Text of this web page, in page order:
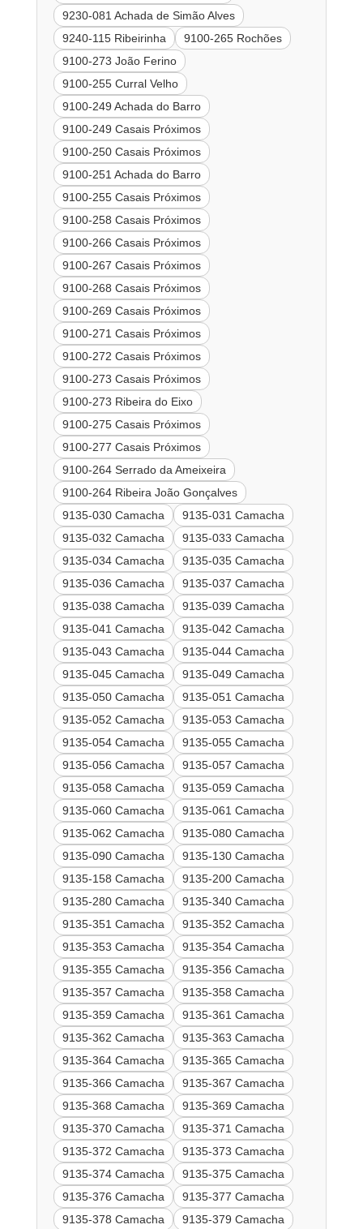
9230-081 Achada de Simão Alves
9240-115 Ribeirinha
9100-265 Rochões
9100-273 João Ferino
9100-255 Curral Velho
9100-249 Achada do Barro
9100-249 Casais Próximos
9100-250 Casais Próximos
9100-251 Achada do Barro
9100-255 Casais Próximos
9100-258 Casais Próximos
9100-266 Casais Próximos
9100-267 Casais Próximos
9100-268 Casais Próximos
9100-269 Casais Próximos
9100-271 Casais Próximos
9100-272 Casais Próximos
9100-273 Casais Próximos
9100-273 Ribeira do Eixo
9100-275 Casais Próximos
9100-277 Casais Próximos
9100-264 Serrado da Ameixeira
9100-264 Ribeira João Gonçalves
9135-030 Camacha
9135-031 Camacha
9135-032 Camacha
9135-033 Camacha
9135-034 Camacha
9135-035 Camacha
9135-036 Camacha
9135-037 Camacha
9135-038 Camacha
9135-039 Camacha
9135-041 Camacha
9135-042 Camacha
9135-043 Camacha
9135-044 Camacha
9135-045 Camacha
9135-049 Camacha
9135-050 Camacha
9135-051 Camacha
9135-052 Camacha
9135-053 Camacha
9135-054 Camacha
9135-055 Camacha
9135-056 Camacha
9135-057 Camacha
9135-058 Camacha
9135-059 Camacha
9135-060 Camacha
9135-061 Camacha
9135-062 Camacha
9135-080 Camacha
9135-090 Camacha
9135-130 Camacha
9135-158 Camacha
9135-200 Camacha
9135-280 Camacha
9135-340 Camacha
9135-351 Camacha
9135-352 Camacha
9135-353 Camacha
9135-354 Camacha
9135-355 Camacha
9135-356 Camacha
9135-357 Camacha
9135-358 Camacha
9135-359 Camacha
9135-361 Camacha
9135-362 Camacha
9135-363 Camacha
9135-364 Camacha
9135-365 Camacha
9135-366 Camacha
9135-367 Camacha
9135-368 Camacha
9135-369 Camacha
9135-370 Camacha
9135-371 Camacha
9135-372 Camacha
9135-373 Camacha
9135-374 Camacha
9135-375 Camacha
9135-376 Camacha
9135-377 Camacha
9135-378 Camacha
9135-379 Camacha